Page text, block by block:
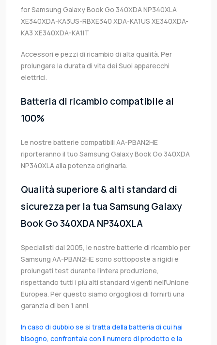
for Samsung Galaxy Book Go 340XDA NP340XLA
XE340XDA-KA3US-RBXE340 XDA-KA1US XE340XDA-
KA3 XE340XDA-KA1IT
Accessori e pezzi di ricambio di alta qualità. Per
prolungare la durata di vita dei Suoi apparecchi
elettrici.
Batteria di ricambio compatibile al
100%
Le nostre batterie compatibili AA-PBAN2HE
riporteranno il tuo Samsung Galaxy Book Go 340XDA
NP340XLA alla potenza originaria.
Qualità superiore & alti standard di
sicurezza per la tua Samsung Galaxy
Book Go 340XDA NP340XLA
Specialisti dal 2005, le nostre batterie di ricambio per
Samsung AA-PBAN2HE sono sottoposte a rigidi e
prolungati test durante l’intera produzione,
rispettando tutti i più alti standard vigenti nell’Unione
Europea. Per questo siamo orgogliosi di fornirti una
garanzia di ben 1 anni.
In caso di dubbio se si tratta della batteria di cui hai
bisogno, confrontala con il numero di prodotto e la